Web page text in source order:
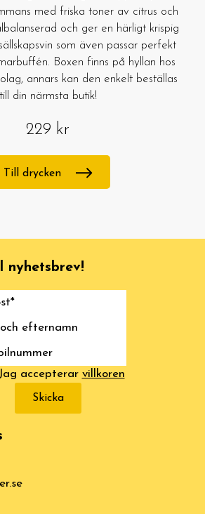
med friska toner av citrus och
och ger en härligt krispig
som även passar perfekt
Boxen finns på hyllan hos
annars kan den enkelt beställas
till din närmsta butik!
229 kr
Till drycken
nyhetsbrev!
Jag accepterar villkoren
Skicka